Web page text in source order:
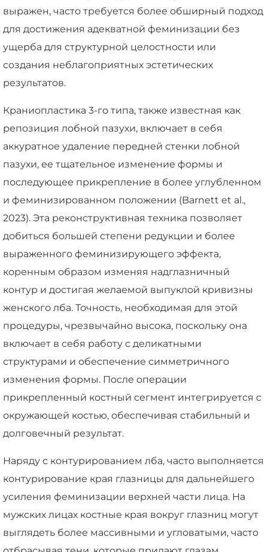
выражен, часто требуется более обширный подход
для достижения адекватной феминизации без
ущерба для структурной целостности или
создания неблагоприятных эстетических
результатов.
Краниопластика 3-го типа, также известная как
репозиция лобной пазухи, включает в себя
аккуратное удаление передней стенки лобной
пазухи, ее тщательное изменение формы и
последующее прикрепление в более углубленном
и феминизированном положении (Barnett et al.,
2023). Эта реконструктивная техника позволяет
добиться большей степени редукции и более
выраженного феминизирующего эффекта,
коренным образом изменяя надглазничный
контур и достигая желаемой выпуклой кривизны
женского лба. Точность, необходимая для этой
процедуры, чрезвычайно высока, поскольку она
включает в себя работу с деликатными
структурами и обеспечение симметричного
изменения формы. После операции
прикрепленный костный сегмент интегрируется с
окружающей костью, обеспечивая стабильный и
долговечный результат.
Наряду с контурированием лба, часто выполняется
контурирование края глазницы для дальнейшего
усиления феминизации верхней части лица. На
мужских лицах костные края вокруг глазниц могут
выглядеть более массивными и угловатыми, часто